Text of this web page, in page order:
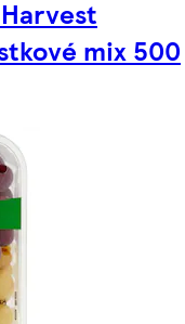
mix 500